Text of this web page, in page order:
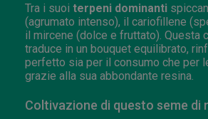
Tra i suoi terpeni dominanti
(agrumato intenso), il cariofillene
il mircene (dolce e fruttato). Questa
traduce in un bouquet equilibrato,
perfetto sia per il consumo che per
grazie alla sua abbondante resina.
Coltivazione di questo seme di